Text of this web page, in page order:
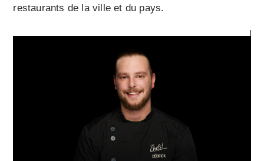
restaurants de la ville et du pays.